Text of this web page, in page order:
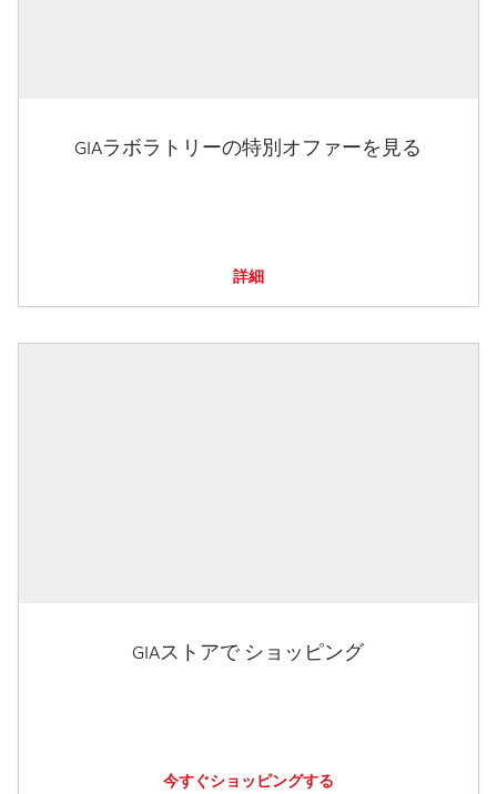
GIAラボラトリーの特別オファーを見る
詳細
GIAストアで ショッピング
今すぐショッピングする